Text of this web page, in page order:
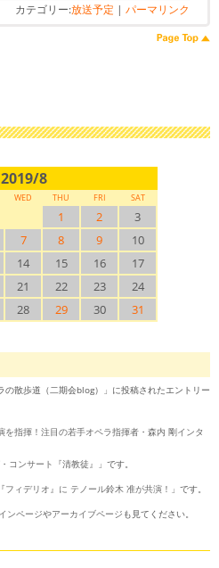
カテゴリー:放送予定 | パーマリンク
2019/8
WED THU FRI SAT
1 2
3
7 8 9
10
14 15 16
17
21 22 23
24
28 29 30 31
散歩道（二期会blog）」に投稿されたエントリー
を指揮！注目の若手オペラ指揮者・森内 剛インタ
コンサート『清教徒』
」です。
ィデリオ』に テノール鈴木 准が共演！ 」です。
ンページやアーカイブページ も見てください。